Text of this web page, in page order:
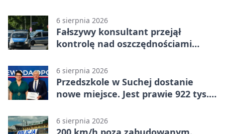
6 sierpnia 2026
Fałszywy konsultant przejął
kontrolę nad oszczędnościami
6 sierpnia 2026
Przedszkole w Suchej dostanie
nowe miejsce. Jest prawie 922 tys.
6 sierpnia 2026